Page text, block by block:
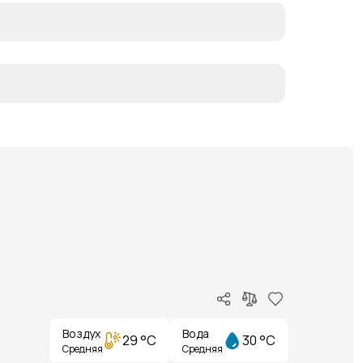
Воздух
Средняя 29 °C Вода
Средняя 30 °C